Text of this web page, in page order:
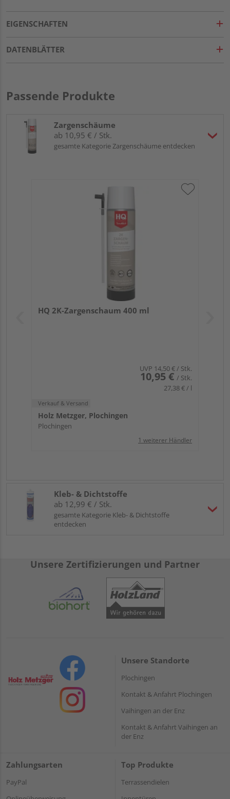
EIGENSCHAFTEN
DATENBLÄTTER
Passende Produkte
Zargenschäume
ab 10,95 € / Stk.
gesamte Kategorie Zargenschäume entdecken
HQ 2K-Zargenschaum 400 ml
UVP 14,50 €/ Stk.
10,95 € / Stk.
27,38 € / l
Verkauf & Versand
Holz Metzger, Plochingen
Plochingen
1 weiterer Händler
Kleb- & Dichtstoffe
ab 12,99 € / Stk.
gesamte Kategorie Kleb- & Dichtstoffe
entdecken
Unsere Zertifizierungen und Partner
Unsere Standorte
Plochingen
Kontakt & Anfahrt Plochingen
Vaihingen an der Enz
Kontakt & Anfahrt Vaihingen an
der Enz
Zahlungsarten
PayPal
Top Produkte
Terrassendielen